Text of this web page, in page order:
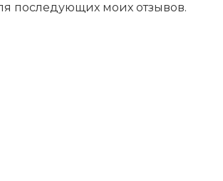
последующих моих отзывов.